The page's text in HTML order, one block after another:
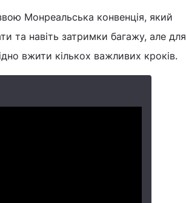
Монреальська конвенція, який
та навіть затримки багажу, але для
вжити кількох важливих кроків.